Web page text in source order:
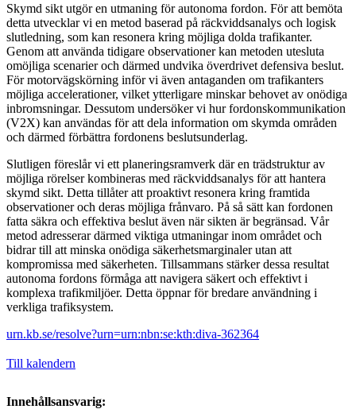
Skymd sikt utgör en utmaning för autonoma fordon. För att bemöta
detta utvecklar vi en metod baserad på räckviddsanalys och logisk
slutledning, som kan resonera kring möjliga dolda trafikanter.
Genom att använda tidigare observationer kan metoden utesluta
omöjliga scenarier och därmed undvika överdrivet defensiva beslut.
För motorvägskörning inför vi även antaganden om trafikanters
möjliga accelerationer, vilket ytterligare minskar behovet av onödiga
inbromsningar. Dessutom undersöker vi hur fordonskommunikation
(V2X) kan användas för att dela information om skymda områden
och därmed förbättra fordonens beslutsunderlag.
Slutligen föreslår vi ett planeringsramverk där en trädstruktur av
möjliga rörelser kombineras med räckviddsanalys för att hantera
skymd sikt. Detta tillåter att proaktivt resonera kring framtida
observationer och deras möjliga frånvaro. På så sätt kan fordonen
fatta säkra och effektiva beslut även när sikten är begränsad. Vår
metod adresserar därmed viktiga utmaningar inom området och
bidrar till att minska onödiga säkerhetsmarginaler utan att
kompromissa med säkerheten. Tillsammans stärker dessa resultat
autonoma fordons förmåga att navigera säkert och effektivt i
komplexa trafikmiljöer. Detta öppnar för bredare användning i
verkliga trafiksystem.
urn.kb.se/resolve?urn=urn:nbn:se:kth:diva-362364
Till kalendern
Innehållsansvarig: